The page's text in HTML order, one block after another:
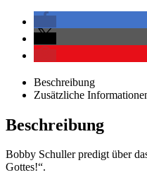
Beschreibung
Zusätzliche
Beschreibung
Bobby Schuller predigt über
Gottes!“.